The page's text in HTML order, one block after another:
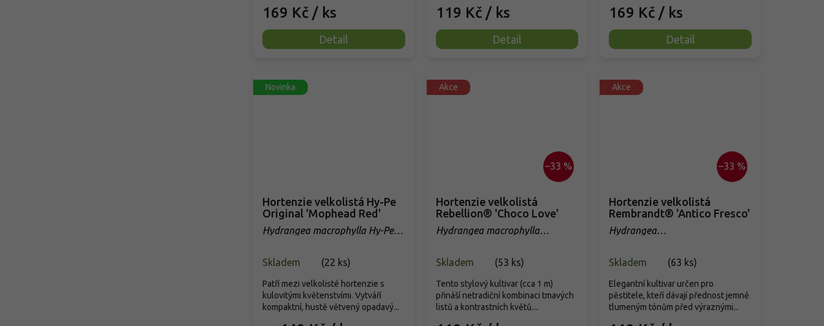
169 Kč / ks
Detail
119 Kč / ks
Detail
169 Kč / ks
Detail
Novinka
Hortenzie velkolistá Hy-Pe
Original 'Mophead Red'
Hydrangea macrophylla Hy-Pe
Skladem
(22 ks)
Patří mezi velkolisté hortenzie s
kulovitými květenstvími. Vytváří
kompaktní, hustě větvený opadavý...
Akce
–33 %
Hortenzie velkolistá
Rebellion® 'Choco Love'
Hydrangea macrophylla
Skladem
(53 ks)
Tento stylový kultivar (cca 1 m)
přináší netradiční kombinaci tmavých
listů a kontrastních květů....
Akce
–33 %
Hortenzie velkolistá
Rembrandt® 'Antico Fresco'
Hydrangea
Skladem
(63 ks)
Elegantní kultivar určen pro
pěstitele, kteří dávají přednost jemně
tlumeným tónům před výraznými...